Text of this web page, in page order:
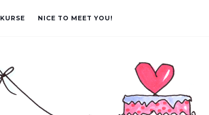
KURSE NICE TO MEET YOU!